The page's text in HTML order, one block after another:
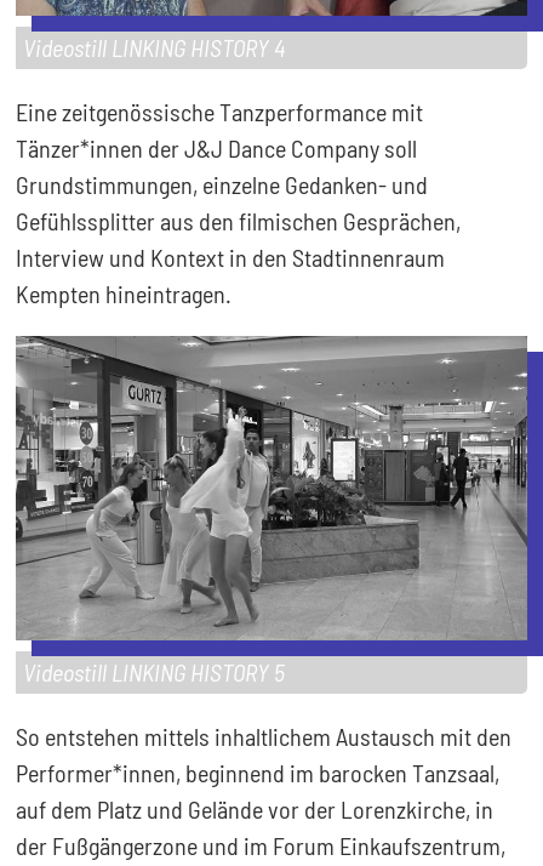
Videostill LINKING HISTORY 4
Eine zeitgenössische Tanzperformance mit
Tänzer*innen der J&J Dance Company soll
Grundstimmungen, einzelne Gedanken- und
Gefühlssplitter aus den filmischen Gesprächen,
Interview und Kontext in den Stadtinnenraum
Kempten hineintragen.
Videostill LINKING HISTORY 5
So entstehen mittels inhaltlichem Austausch mit den
Performer*innen, beginnend im barocken Tanzsaal,
auf dem Platz und Gelände vor der Lorenzkirche, in
der Fußgängerzone und im Forum Einkaufszentrum,